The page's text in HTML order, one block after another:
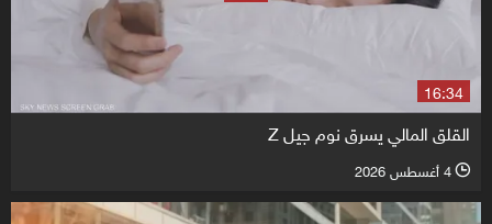
16:34
القلق المالي يسرق نوم جيل Z
l 4 أغسطس 2026